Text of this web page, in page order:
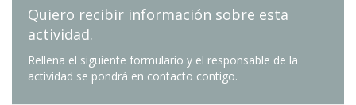
Quiero recibir información sobre esta
actividad.
Rellena el siguiente formulario y el responsable de la
actividad se pondrá en contacto contigo.